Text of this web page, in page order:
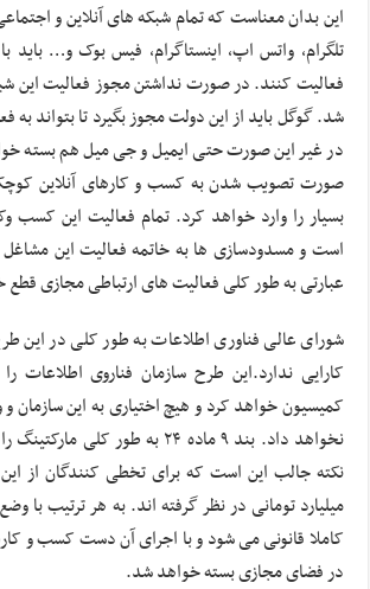
این بدان معناست که تمام شبکه های آنلاین و
تلگرام، واتس اپ، اینستاگرام، فیس بوک و… باید
فعالیت کنند. در صورت نداشتن مجوز فعالیت این
شد. گوگل باید از این دولت مجوز بگیرد تا بتواند به
در غیر این صورت حتی ایمیل و جی میل هم بسته
صورت تصویب شدن به کسب و کارهای آنلاین
بسیار را وارد خواهد کرد. تمام فعالیت این کسب
است و مسدودسازی ها به خاتمه فعالیت این
عبارتی به طور کلی فعالیت های ارتباطی مجازی
شورای عالی فناوری اطلاعات به طور کلی در
کارایی ندارد.این طرح سازمان فناروی اطلاعات
کمیسیون خواهد کرد و هیچ اختیاری به این سازمان و
نخواهد داد. بند ۹ ماده ۲۴ به طور
میلیارد تومانی در نظر گرفته اند. به هر ترتیب با
کاملا قانونی می شود و با اجرای آن دست کسب و
در فضای مجازی بسته خواهد شد.